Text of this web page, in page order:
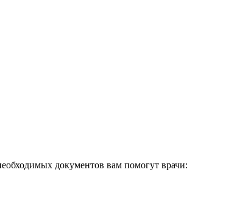
документов вам помогут врачи: